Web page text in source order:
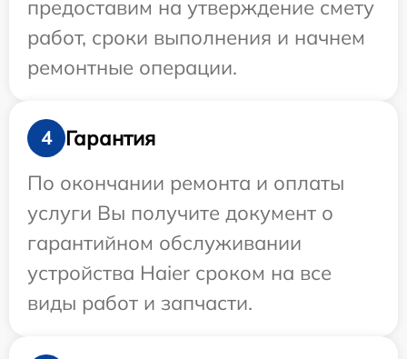
предоставим на утверждение смету
работ, сроки выполнения и начнем
ремонтные операции.
4
Гарантия
По окончании ремонта и оплаты
услуги Вы получите документ о
гарантийном обслуживании
устройства Haier сроком на все
виды работ и запчасти.